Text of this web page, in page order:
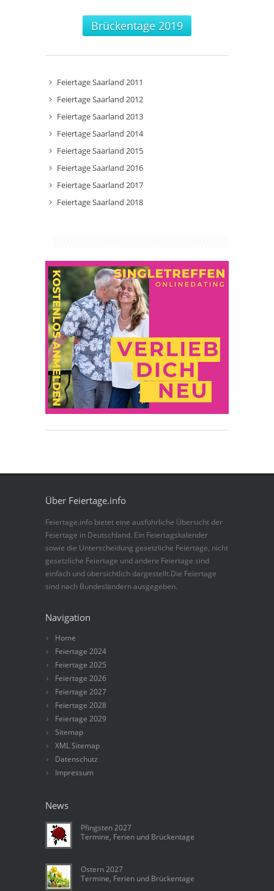
Brückentage 2019
Feiertage Saarland 2011
Feiertage Saarland 2012
Feiertage Saarland 2013
Feiertage Saarland 2014
Feiertage Saarland 2015
Feiertage Saarland 2016
Feiertage Saarland 2017
Feiertage Saarland 2018
Über Feiertage.info
Feiertage.info bietet eine ausführliche Übersicht der
Feiertage in Deutschland. Ein Feiertagskalender
sowie die Unterscheidung gesetzliche Feiertage, nicht
gesetzliche Feiertage und andere Feiertage sind
einfach und übersichtlich dargestellt.Die Feiertage
sind nach Bundesländern ausgegeben.
Navigation
Home
Feiertage 2024
Feiertage 2025
Feiertage 2026
Feiertage 2027
Feiertage 2028
Feiertage 2029
Sitemap
XML Sitemap
Datenschutz
Impressum
News
Pfingsten 2027
Termine, Ferien und Brückentage
Ostern 2027
Termine, Ferien und Brückentage